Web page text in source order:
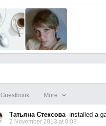
Guestbook More
Татьяна Стексоваinstalled a
2 November 2013 at 0:03